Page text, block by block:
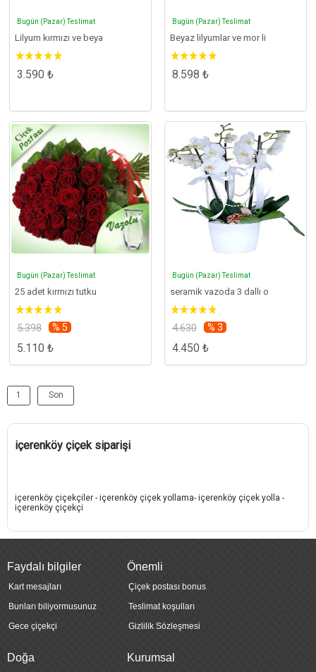
Bugün (Pazar) Teslimat
Lilyum kırmızı ve beya
3.590 ₺
Bugün (Pazar) Teslimat
Beyaz lilyumlar ve mor li
8.598 ₺
Bugün (Pazar) Teslimat
25 adet kırmızı tutku
5.398 % 5
5.110 ₺
Bugün (Pazar) Teslimat
seramik vazoda 3 dallı o
4.630 % 3
4.450 ₺
1 Son
içerenköy çiçek siparişi
içerenköy çiçekçiler - içerenköy çiçek yollama- içerenköy çiçek yolla -
içerenköy çiçekçi
Faydalı bilgiler
Kart mesajları
Bunları biliyormusunuz
Gece çiçekçi
Önemli
Çiçek postası bonus
Teslimat koşulları
Gizlilik Sözleşmesi
Doğa Kurumsal